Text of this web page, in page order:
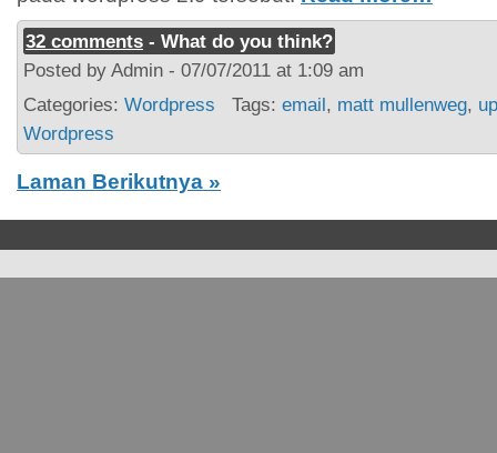
32 comments - What do you think?
Posted by Admin - 07/07/2011 at 1:09 am
Categories: Wordpress Tags: email, matt mullenweg,
Wordpress
Laman Berikutnya »